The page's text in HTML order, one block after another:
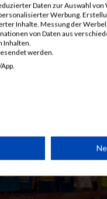
Daten zur Auswahl
Werbung.
Inhalte. Messung der
von Daten aus
Inhalten.
werden.